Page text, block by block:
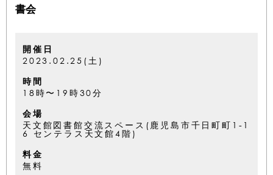
書会
開催日
2023.02.25(土)
時間
18時〜19時30分
会場
天文館図書館交流スペース(鹿児島市千日町町1-1
6 センテラス天文館4階)
料金
無料